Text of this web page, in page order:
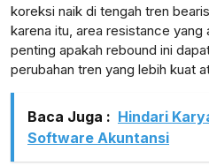
koreksi naik di tengah tren
karena itu, area resistance yang
penting apakah rebound ini
perubahan tren yang lebih kuat
Baca Juga : Hindari
Software Akuntansi